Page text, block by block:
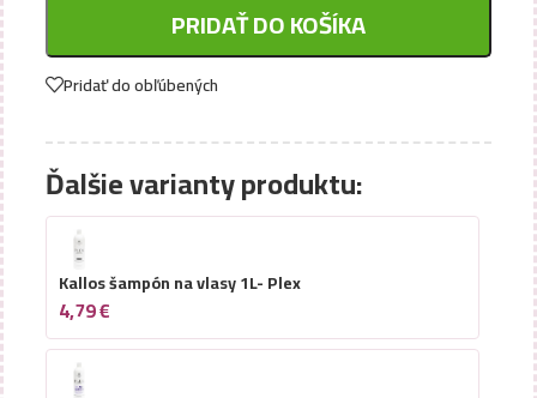
PRIDAŤ DO KOŠÍKA
Pridať do obľúbených
Ďalšie varianty produktu:
Kallos šampón na vlasy 1L- Plex
4,79€